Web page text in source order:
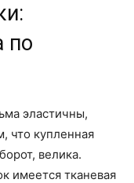
по
эластичны,
что купленная
велика.
имеется тканевая